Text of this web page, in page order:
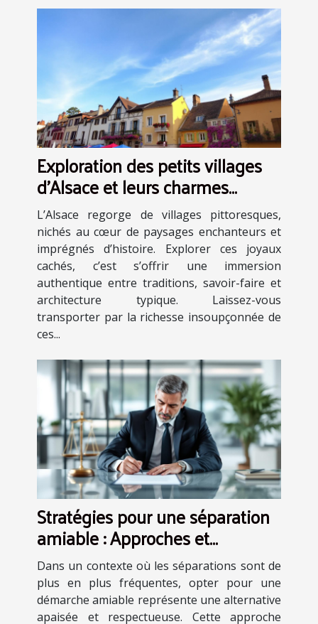
Exploration des petits villages
d'Alsace et leurs charmes
cachés
L’Alsace regorge de villages pittoresques,
nichés au cœur de paysages enchanteurs et
imprégnés d’histoire. Explorer ces joyaux
cachés, c’est s’offrir une immersion
authentique entre traditions, savoir-faire et
architecture typique. Laissez-vous
transporter par la richesse insoupçonnée de
ces...
Stratégies pour une séparation
amiable : Approches et
avantages
Dans un contexte où les séparations sont de
plus en plus fréquentes, opter pour une
démarche amiable représente une alternative
apaisée et respectueuse. Cette approche